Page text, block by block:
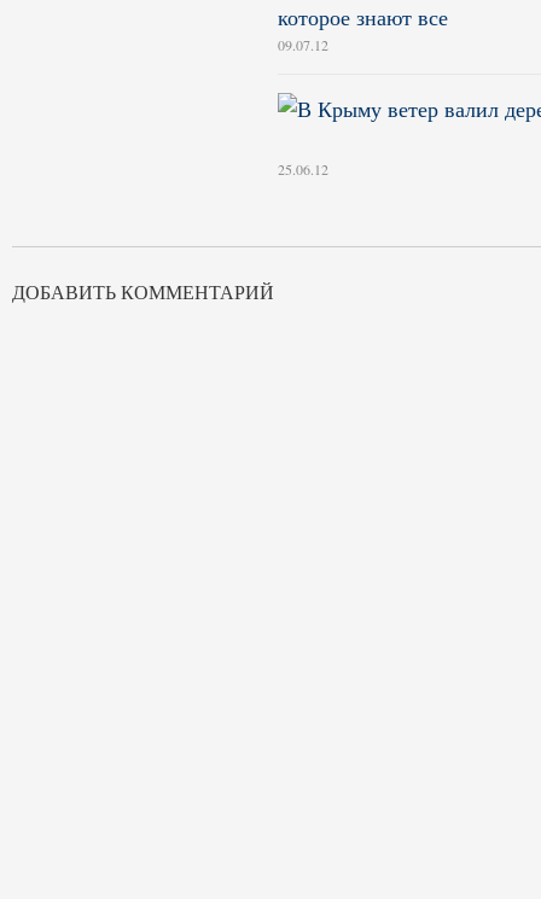
которое знают все
09.07.12
25.06.12
ДОБАВИТЬ КОММЕНТАРИЙ